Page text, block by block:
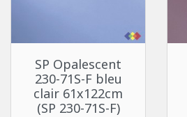
SP Opalescent
230-71S-F bleu
clair 61x122cm
(SP 230-71S-F)